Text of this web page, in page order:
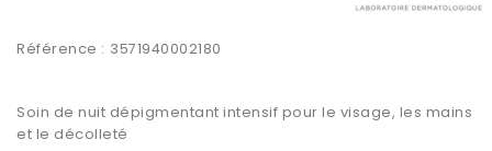
Référence : 3571940002180
Soin de nuit dépigmentant intensif pour le visage, les mains
et le décolleté